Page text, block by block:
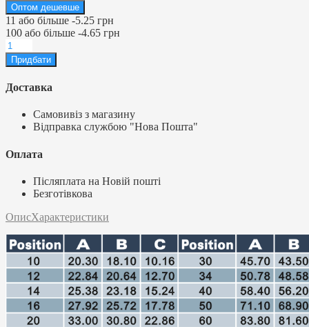
Оптом дешевше
11 або більше -5.25 грн
100 або більше -4.65 грн
Доставка
Самовивіз з магазину
Відправка службою "Нова Пошта"
Оплата
Післяплата на Новій пошті
Безготівкова
ОписХарактеристики